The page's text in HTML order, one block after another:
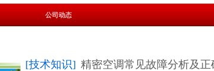
公司动态
[技术知识] 精密空调常见故障分析及